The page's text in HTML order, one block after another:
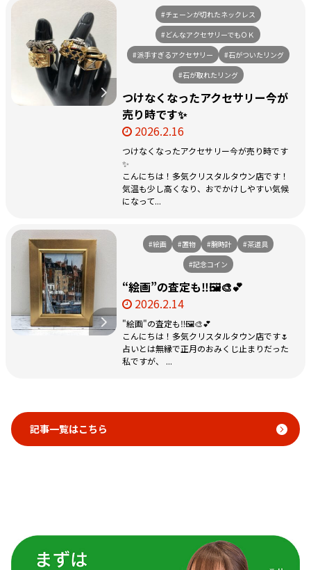
#チェーンが切れたネックレス
#どんなアクセサリーでもＯＫ
#派手すぎるアクセサリー
#石がついたリング
#石が取れたリング
つけなくなったアクセサリー今が
売り時です✨
2026.2.16
つけなくなったアクセサリー今が売り時です
✨
こんにちは！多気クリスタルタウン店です！
気温も少し高くなり、おでかけしやすい気候
になって...
#絵画 #置物 #腕時計
#茶道具
#記念コイン
“絵画”の査定も‼️🖼️🎨💕
2026.2.14
"絵画"の査定も‼️🖼️🎨💕
こんにちは！多気クリスタルタウン店です🌷
占いとは無縁で正月のおみくじ止まりだった
私ですが、 ...
記事一覧はこちら